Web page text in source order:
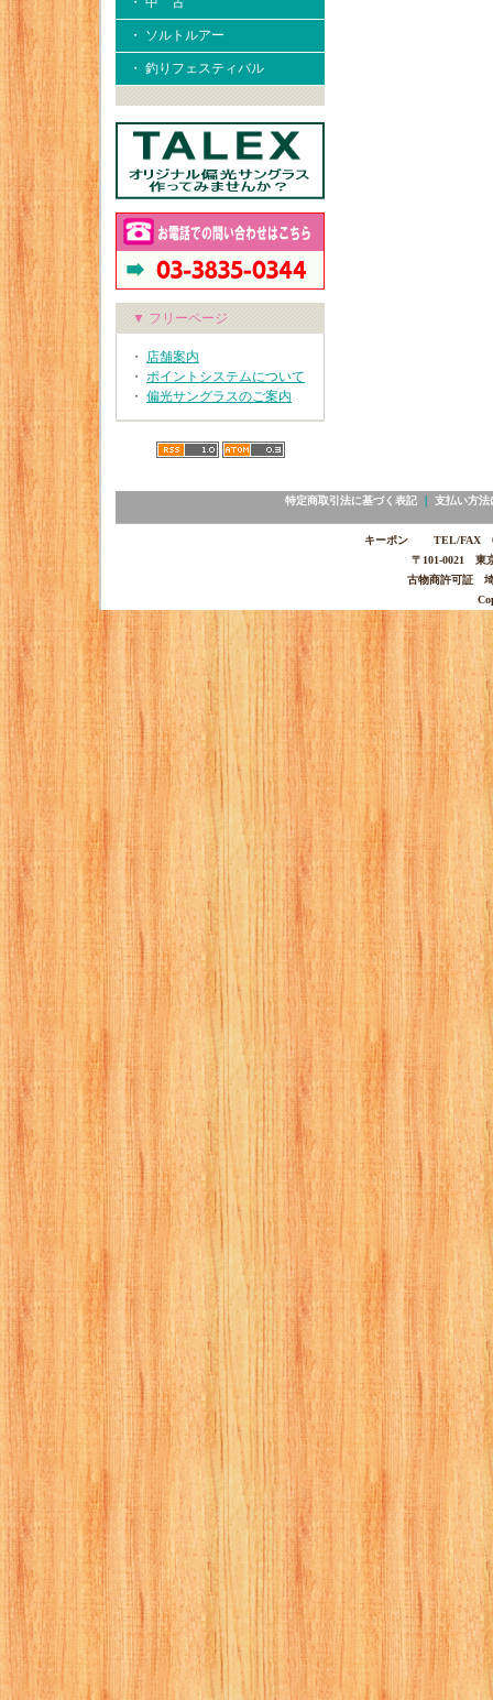
・ ソルトルアー
・ 釣りフェスティバル
▼ フリーページ
・ 店舗案内
・ ポイントシステムについて
・ 偏光サングラスのご案内
特定商取引法に基づく表記｜ 支払い方法
キーポン TEL/FAX
〒101-0021 東
古物商許可証